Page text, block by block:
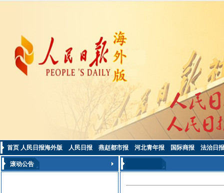
首页 人民日报海外版 人民日报 燕赵都市报 河北青年报 国际商报 法治日报
滚动公告